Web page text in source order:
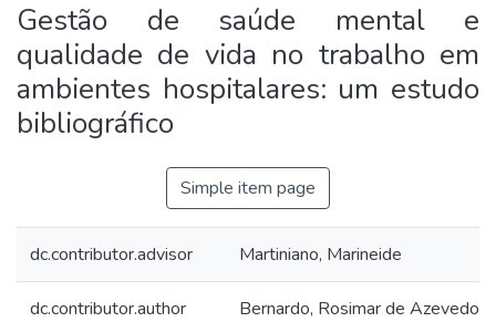
Gestão de saúde mental e
qualidade de vida no trabalho em
ambientes hospitalares: um estudo
bibliográfico
Simple item page
dc.contributor.advisor Martiniano, Marineide
dc.contributor.author Bernardo, Rosimar de Azevedo